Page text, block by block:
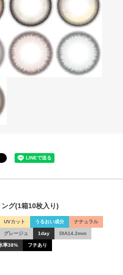
グ(1箱10枚入り)
UVカット うるおい成分 ナチュラル
グレージュ 1day DIA14.2mm
率38% フチあり